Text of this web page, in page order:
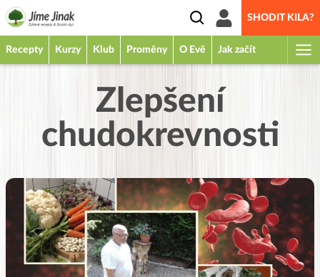
SHODIT KILA?
Recepty Kurzy Klub Proměny O Evě Jak začít
Zlepšení
chudokrevnosti